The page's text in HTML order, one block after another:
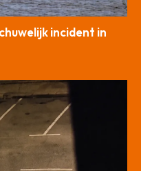
incident in